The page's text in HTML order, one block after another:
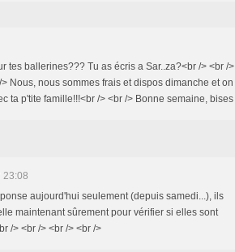
tes ballerines??? Tu as écris a Sar..za?<br /> <br />
Nous, nous sommes frais et dispos dimanche et on
ta p'tite famille!!!<br /> <br /> Bonne semaine, bises
23:08
aujourd'hui seulement (depuis samedi...), ils
maintenant sûrement pour vérifier si elles sont
/> <br /> <br /> <br />